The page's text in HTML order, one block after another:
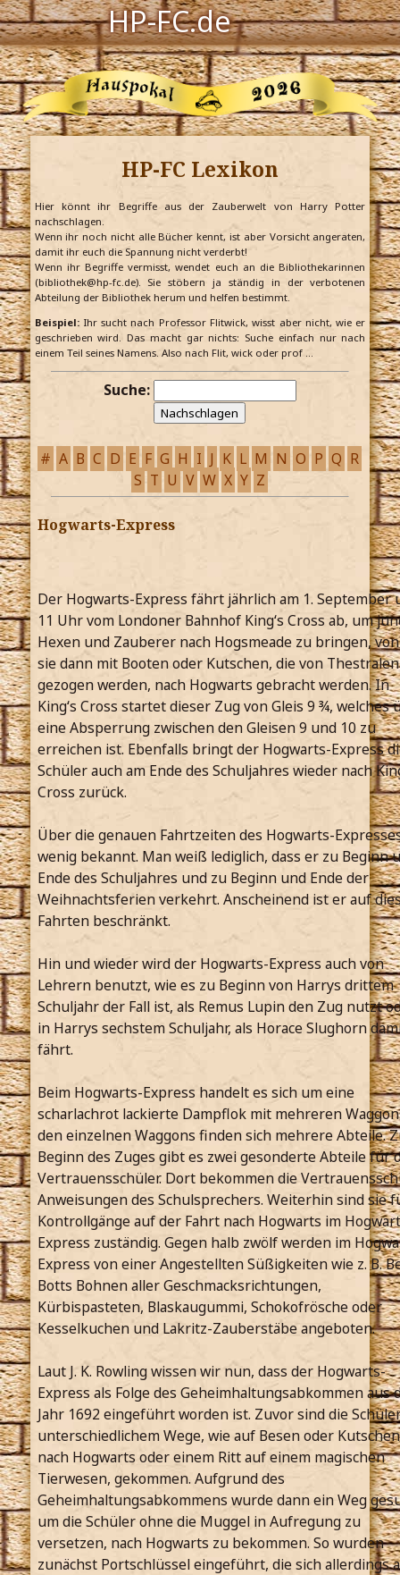
HP-FC.de
Navigation
Harry Potter
Der HP-FC
Hogwarts
Zauberwelt
Willkommen
Jetzt Fanclub-Mitglied werden!
HP-FC Lexikon
Hier könnt ihr Begriffe aus der Zauberwelt von Harry Potter
nachschlagen.
Wenn ihr noch nicht alle Bücher kennt, ist aber Vorsicht angeraten,
damit ihr euch die Spannung nicht verderbt!
Wenn ihr Begriffe vermisst, wendet euch an die Bibliothekarinnen
(bibliothek@hp-fc.de). Sie stöbern ja ständig in der verbotenen
Abteilung der Bibliothek herum und helfen bestimmt.
Beispiel:Ihr sucht nach Professor Flitwick, wisst aber nicht, wie er
geschrieben wird. Das macht gar nichts: Suche einfach nur nach
einem Teil seines Namens. Also nach Flit, wick oder prof …
Suche:
# A B C D E F G H I J K L M N O P Q R
S T U V W X Y Z
Hogwarts-Express
Der Hogwarts-Express fährt jährlich am 1. September
11 Uhr vom Londoner Bahnhof King‘s Cross ab, um
Hexen und Zauberer nach Hogsmeade zu bringen,
sie dann mit Booten oder Kutschen, die von Thestralen
gezogen werden, nach Hogwarts gebracht werden. In
King‘s Cross startet dieser Zug von Gleis 9 ¾, welches
eine Absperrung zwischen den Gleisen 9 und 10 zu
erreichen ist. Ebenfalls bringt der Hogwarts-Express
Schüler auch am Ende des Schuljahres wieder nach
Cross zurück.
Über die genauen Fahrtzeiten des Hogwarts-
wenig bekannt. Man weiß lediglich, dass er zu Beginn
Ende des Schuljahres und zu Beginn und Ende der
Weihnachtsferien verkehrt. Anscheinend ist er auf
Fahrten beschränkt.
Hin und wieder wird der Hogwarts-Express auch von
Lehrern benutzt, wie es zu Beginn von Harrys drittem
Schuljahr der Fall ist, als Remus Lupin den Zug nutzt
in Harrys sechstem Schuljahr, als Horace Slughorn
fährt.
Beim Hogwarts-Express handelt es sich um eine
scharlachrot lackierte Dampflok mit mehreren
den einzelnen Waggons finden sich mehrere Abteile.
Beginn des Zuges gibt es zwei gesonderte Abteile für
Vertrauensschüler. Dort bekommen die
Anweisungen des Schulsprechers. Weiterhin sind sie
Kontrollgänge auf der Fahrt nach Hogwarts im
Express zuständig. Gegen halb zwölf werden im
Express von einer Angestellten Süßigkeiten wie z. B.
Botts Bohnen aller Geschmacksrichtungen,
Kürbispasteten, Blaskaugummi, Schokofrösche oder
Kesselkuchen und Lakritz-Zauberstäbe angeboten.
Laut J. K. Rowling wissen wir nun, dass der Hogwarts-
Express als Folge des Geheimhaltungsabkommen aus
Jahr 1692 eingeführt worden ist. Zuvor sind die
unterschiedlichem Wege, wie auf Besen oder Kutschen
nach Hogwarts oder einem Ritt auf einem magischen
Tierwesen, gekommen. Aufgrund des
Geheimhaltungsabkommens wurde dann ein Weg
um die Schüler ohne die Muggel in Aufregung zu
versetzen, nach Hogwarts zu bekommen. So wurden
zunächst Portschlüssel eingeführt, die sich allerdings